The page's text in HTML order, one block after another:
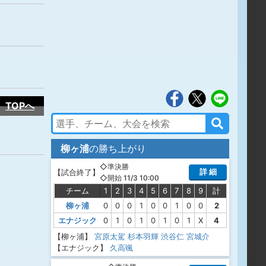
TOPへ
柳ヶ浦の勝ち上がり
【試合終了】
◇準決勝
◇開始 11/3 10:00
詳 細
チーム 1 2 3 4 5 6 7 8 9
計
柳ヶ浦
0 0 0 1 0 0 1 0 0
2
エナジック
0 1 0 1 0 1 0 1 X
4
【柳ヶ浦】
宮原太駕 杉本羽輝 渋谷仁 宮城介
【エナジック】
久高颯